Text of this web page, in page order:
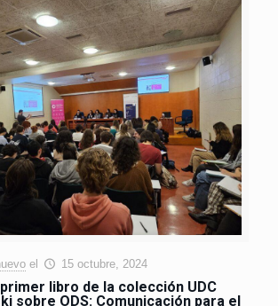
el 15 octubre, 2024
libro de la colección UDC
sobre ODS: Comunicación para el